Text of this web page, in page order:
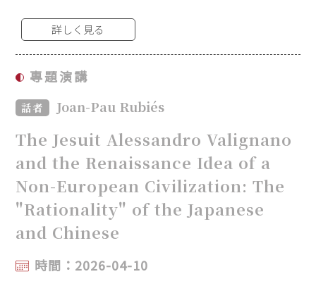
詳しく見る
專題演講
話者 Joan-Pau Rubiés
The Jesuit Alessandro Valignano
and the Renaissance Idea of a
Non-European Civilization: The
"Rationality" of the Japanese
and Chinese
時間：2026-04-10